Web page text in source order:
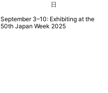
日
September 3–10: Exhibiting at the
50th Japan Week 2025